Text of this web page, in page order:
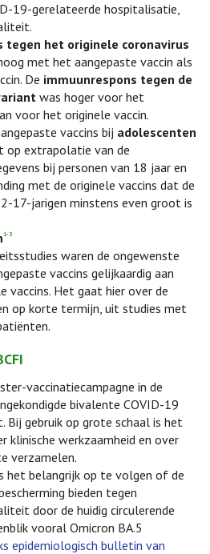
19-gerelateerde hospitalisatie,
tegen het originele coronavirus
met het aangepaste vaccin als
De immuunrespons tegen de
was hoger voor het
voor het originele vaccin.
vaccins bij adolescenten
op extrapolatie van de
bij personen van 18 jaar en
met de originele vaccins dat de
17-jarigen minstens even groot is
1-3
waren de ongewenste
vaccins gelijkaardig aan
vaccins. Het gaat hier over de
op korte termijn, uit studies met
vaccinatiecampagne in de
bivalente COVID-19
Bij gebruik op grote schaal is het
klinische werkzaamheid en over
verzamelen.
het belangrijk op te volgen of de
bieden tegen
door de huidig circulerende
vooral Omicron BA.5
epidemiologisch bulletin van